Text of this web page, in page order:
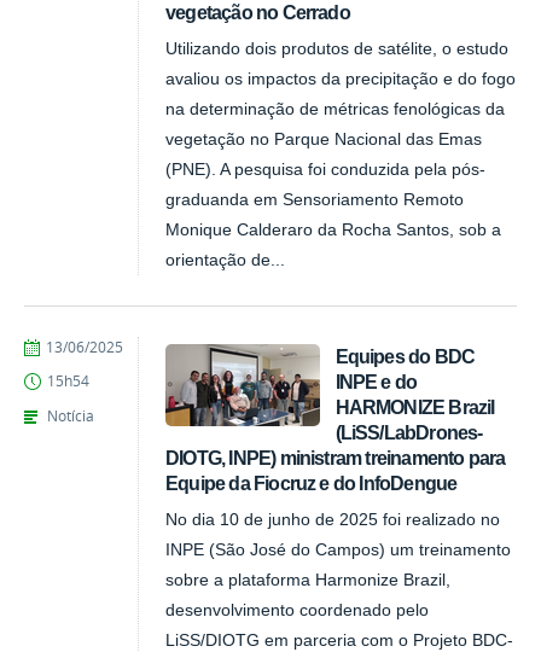
vegetação no Cerrado
Utilizando dois produtos de satélite, o estudo
avaliou os impactos da precipitação e do fogo
na determinação de métricas fenológicas da
vegetação no Parque Nacional das Emas
(PNE). A pesquisa foi conduzida pela pós-
graduanda em Sensoriamento Remoto
Monique Calderaro da Rocha Santos, sob a
orientação de...
Equipes do BDC
INPE e do
HARMONIZE Brazil
(LiSS/LabDrones-
DIOTG, INPE) ministram treinamento para
Equipe da Fiocruz e do InfoDengue
No dia 10 de junho de 2025 foi realizado no
INPE (São José do Campos) um treinamento
sobre a plataforma Harmonize Brazil,
desenvolvimento coordenado pelo
LiSS/DIOTG em parceria com o Projeto BDC-
publicado
13/06/2025
15h54
Notícia